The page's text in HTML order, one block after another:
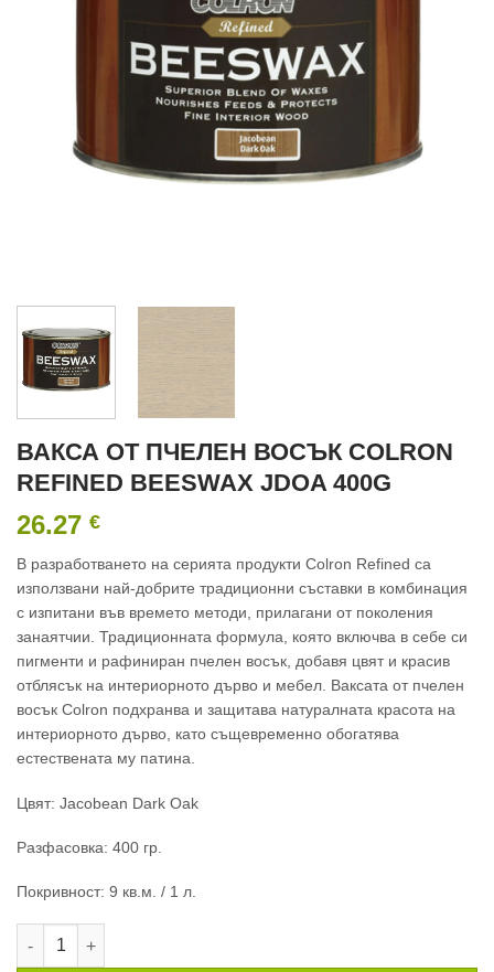
ВАКСА ОТ ПЧЕЛЕН ВОСЪК COLRON
REFINED BEESWAX JDOA 400G
26.27 €
В разработването на серията продукти Colron Refined са
използвани най-добрите традиционни съставки в комбинация
с изпитани във времето методи, прилагани от поколения
занаятчии. Традиционната формула, която включва в себе си
пигменти и рафиниран пчелен восък, добавя цвят и красив
отблясък на интериорното дърво и мебел. Ваксата от пчелен
восък Colron подхранва и защитава натуралната красота на
интериорното дърво, като същевременно обогатява
естествената му патина.
Цвят: Jacobean Dark Oak
Разфасовка: 400 гр.
Покривност: 9 кв.м. / 1 л.
количество за ВАКСА ОТ ПЧЕЛЕН ВОСЪК COLRON REFINED